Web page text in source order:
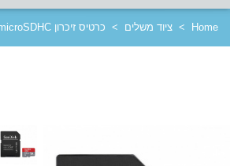
Home
> ציוד משלים > כרטיס זיכרון 64GB microSDHC